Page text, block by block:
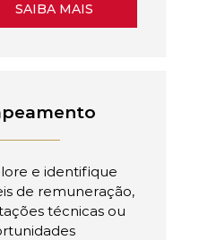
SAIBA MAIS
e identifique
de remuneração,
técnicas ou